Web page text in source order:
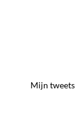
Mijn tweets